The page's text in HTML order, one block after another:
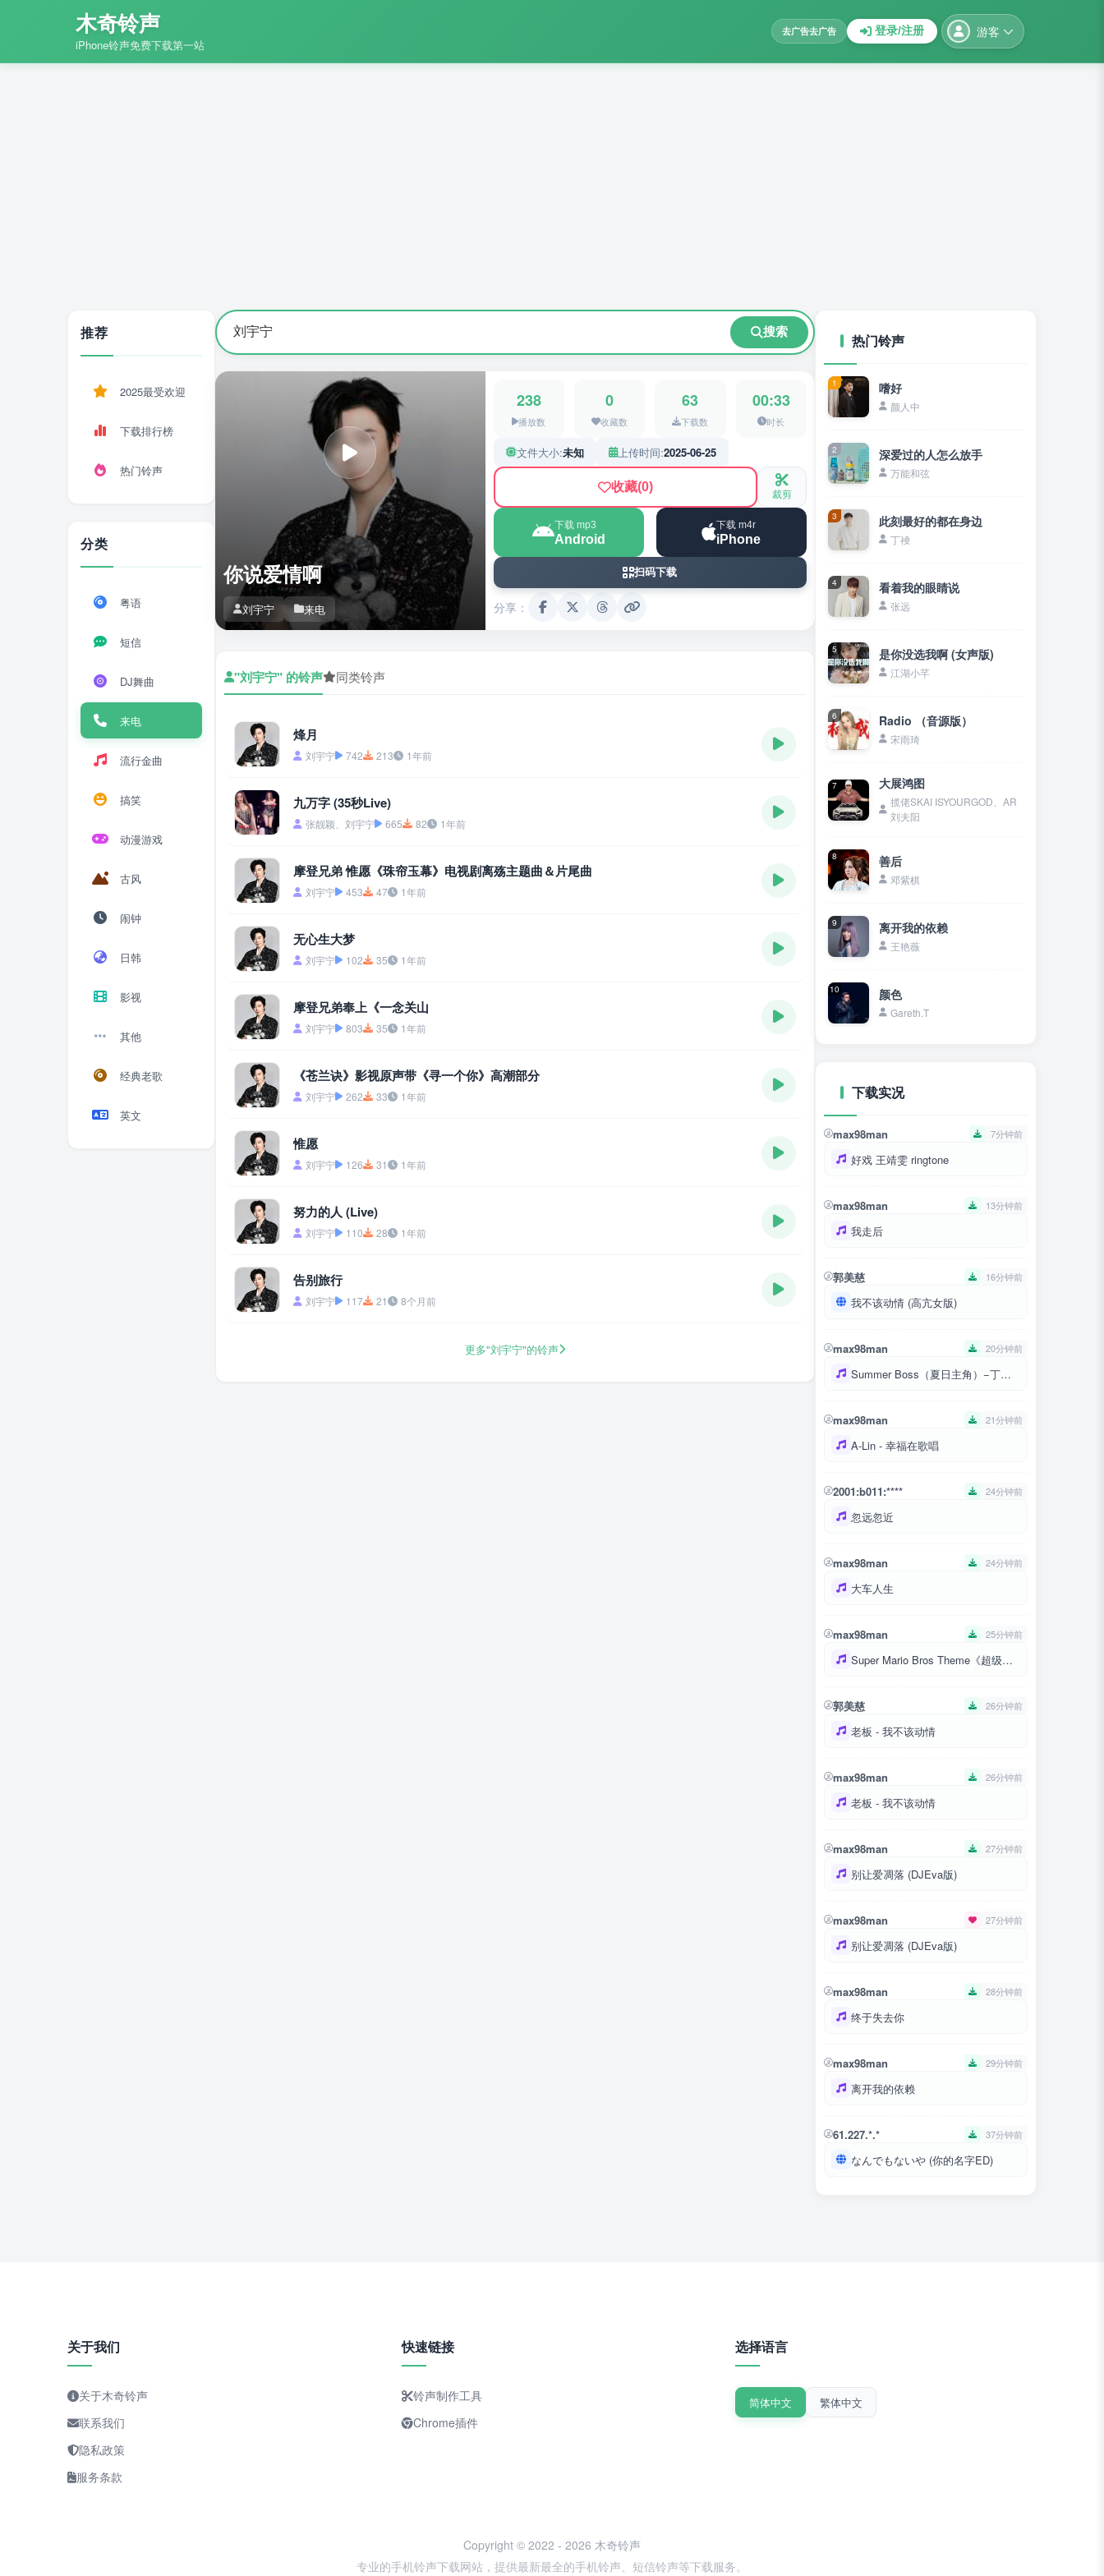
木奇铃声
iPhone铃声免费下载第一站
去广告去广告 登录/注册 游客
推荐
2025最受欢迎
下载排行榜
热门铃声
分类
粤语
短信
DJ舞曲
来电
流行金曲
搞笑
动漫游戏
古风
闹钟
日韩
影视
其他
经典老歌
英文
搜索
你说爱情啊
刘宇宁 来电
238
播放数
0
收藏数
63
下载数
00:33
时长
文件大小:未知 上传时间:2025-06-25
收藏(0) 裁剪
下载 mp3
Android
下载 m4r
iPhone
扫码下载
分享：
"刘宇宁" 的铃声 同类铃声
烽月
刘宇宁 742 213 1年前
九万字 (35秒Live)
张靓颖、刘宇宁 665 82 1年前
摩登兄弟 惟愿《珠帘玉幕》电视剧离殇主题曲＆片尾曲
刘宇宁 453 47 1年前
无心生大梦
刘宇宁 102 35 1年前
摩登兄弟奉上《一念关山
刘宇宁 803 35 1年前
《苍兰诀》影视原声带《寻一个你》高潮部分
刘宇宁 262 33 1年前
惟愿
刘宇宁 126 31 1年前
努力的人 (Live)
刘宇宁 110 28 1年前
告别旅行
刘宇宁 117 21 8个月前
更多"刘宇宁"的铃声
热门铃声
1 嗜好
颜人中
2 深爱过的人怎么放手
万能和弦
3 此刻最好的都在身边
丁祾
4 看着我的眼睛说
张远
5 是你没选我啊 (女声版)
江湖小芊
6 Radio （音源版）
宋雨琦
7 大展鸿图
揽佬SKAI ISYOURGOD、AR
刘夫阳
8 善后
邓紫棋
9 离开我的依赖
王艳薇
10 颜色
Gareth.T
下载实况
max98man 7分钟前
好戏 王靖雯 ringtone
max98man 13分钟前
我走后
郭美慈 16分钟前
我不该动情 (高亢女版)
max98man 20分钟前
Summer Boss（夏日主角）−丁妮娜
max98man 21分钟前
A-Lin - 幸福在歌唱
2001:b011:**** 24分钟前
忽远忽近
max98man 24分钟前
大车人生
max98man 25分钟前
Super Mario Bros Theme《超级马里奥兄弟主题曲》
郭美慈 26分钟前
老板 - 我不该动情
max98man 26分钟前
老板 - 我不该动情
max98man 27分钟前
别让爱凋落 (DJEva版)
max98man 27分钟前
别让爱凋落 (DJEva版)
max98man 28分钟前
终于失去你
max98man 29分钟前
离开我的依赖
61.227.*.* 37分钟前
なんでもないや (你的名字ED)
关于我们
关于木奇铃声
联系我们
隐私政策
服务条款
快速链接
铃声制作工具
Chrome插件
选择语言
简体中文 繁体中文
Copyright © 2022 - 2026 木奇铃声
专业的手机铃声下载网站，提供最新最全的手机铃声、短信铃声等下载服务。